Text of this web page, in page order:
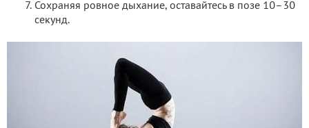
Сохраняя ровное дыхание, оставайтесь в позе 10–30
секунд.